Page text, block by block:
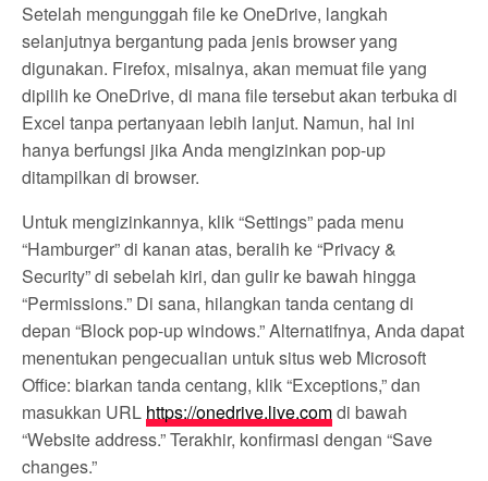
Setelah mengunggah file ke OneDrive, langkah
selanjutnya bergantung pada jenis browser yang
digunakan. Firefox, misalnya, akan memuat file yang
dipilih ke OneDrive, di mana file tersebut akan terbuka di
Excel tanpa pertanyaan lebih lanjut. Namun, hal ini
hanya berfungsi jika Anda mengizinkan pop-up
ditampilkan di browser.
Untuk mengizinkannya, klik “Settings” pada menu
“Hamburger” di kanan atas, beralih ke “Privacy &
Security” di sebelah kiri, dan gulir ke bawah hingga
“Permissions.” Di sana, hilangkan tanda centang di
depan “Block pop-up windows.” Alternatifnya, Anda dapat
menentukan pengecualian untuk situs web Microsoft
Office: biarkan tanda centang, klik “Exceptions,” dan
masukkan URL https://onedrive.live.comdi bawah
“Website address.” Terakhir, konfirmasi dengan “Save
changes.”